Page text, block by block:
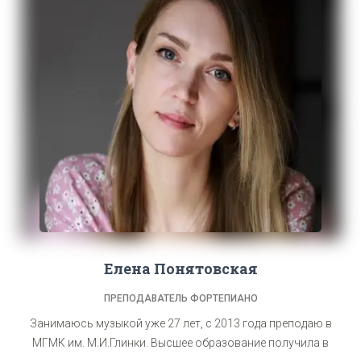
Елена Понятовская
ПРЕПОДАВАТЕЛЬ ФОРТЕПИАНО
Занимаюсь музыкой уже 27 лет, с 2013 года преподаю в
МГМК им. М.И.Глинки. Высшее образование получила в